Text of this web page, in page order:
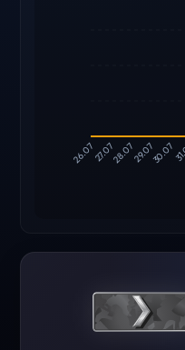
26.0727.0728.0729.0730.07